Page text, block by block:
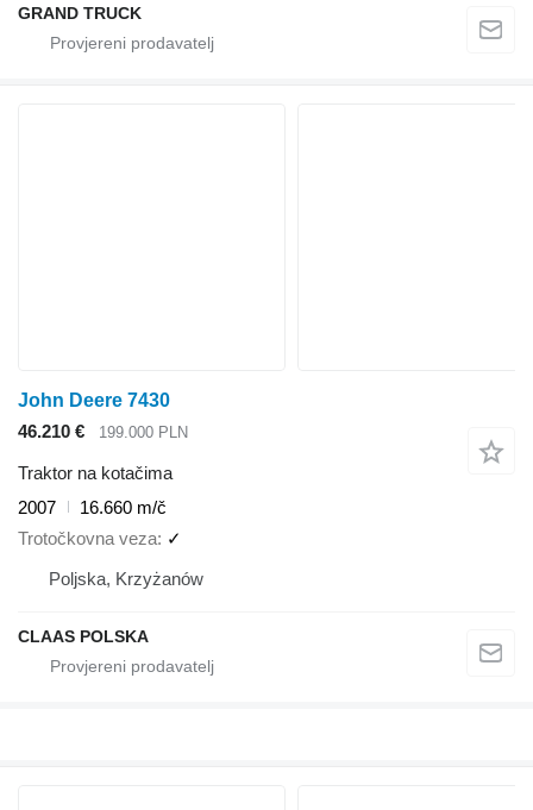
GRAND TRUCK
John Deere 7430
46.210 €
199.000 PLN
Traktor na kotačima
2007
16.660 m/č
Trotočkovna veza ✓
Poljska, Krzyżanów
CLAAS POLSKA